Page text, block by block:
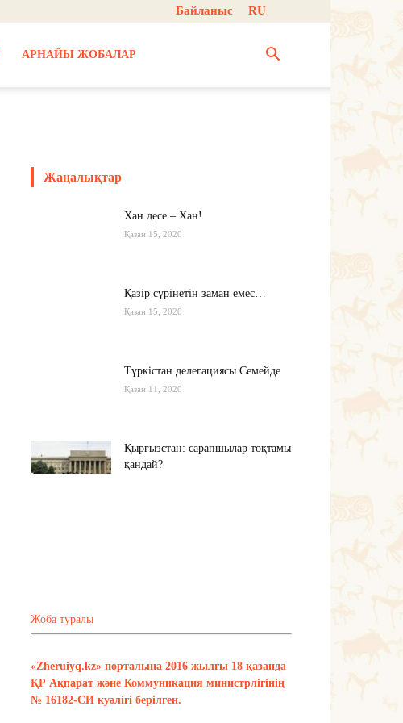
Байланыс RU
АРНАЙЫ ЖОБАЛАР
Жаңалықтар
Хан десе – Хан!
Қазан 15, 2020
Қазір сүрінетін заман емес…
Қазан 15, 2020
Түркістан делегациясы Семейде
Қазан 11, 2020
Қырғызстан: сарапшылар тоқтамы
қандай?
Жоба туралы
«Zheruiyq.kz» порталына 2016 жылғы 18 қазанда
ҚР Ақпарат және Коммуникация министрлігінің
№ 16182-СИ куәлігі берілген.